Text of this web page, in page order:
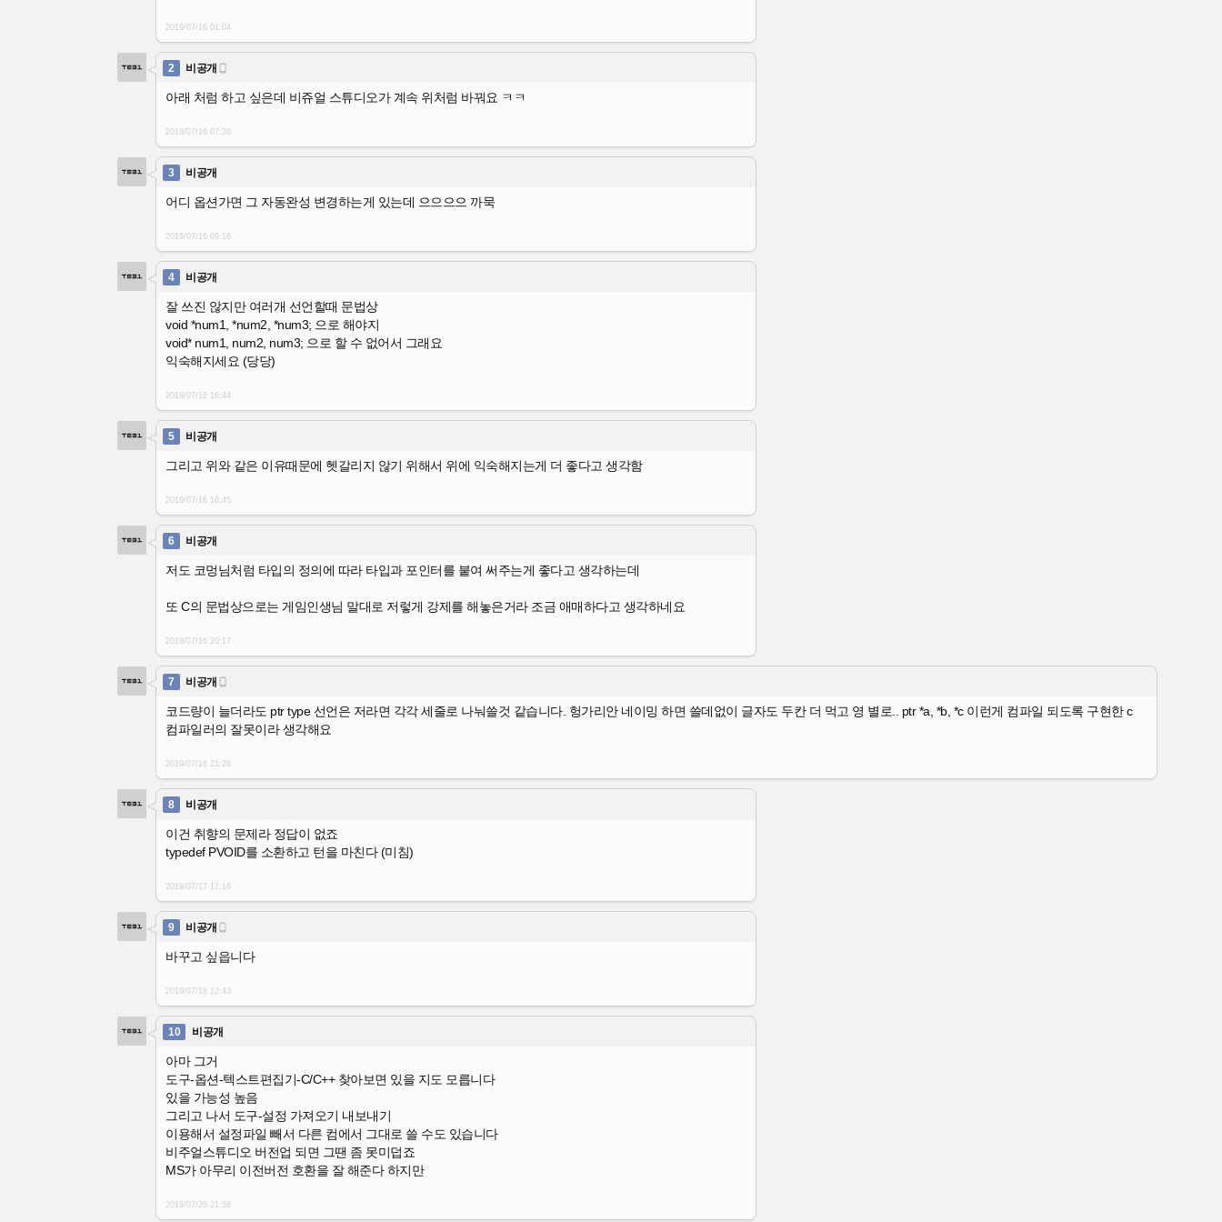
2019/07/16 01:04
2 비공개 
아래 처럼 하고 싶은데 비쥬얼 스튜디오가 계속 위처럼 바꿔요 ㅋㅋ
2019/07/16 07:20
3 비공개
어디 옵션가면 그 자동완성 변경하는게 있는데 으으으으 까묵
2019/07/16 09:16
4 비공개
잘 쓰진 않지만 여러개 선언할때 문법상
void *num1, *num2, *num3; 으로 해야지
void* num1, num2, num3; 으로 할 수 없어서 그래요
익숙해지세요 (당당)
2019/07/16 16:44
5 비공개
그리고 위와 같은 이유때문에 헷갈리지 않기 위해서 위에 익숙해지는게 더 좋다고 생각함
2019/07/16 16:45
6 비공개
저도 코멍님처럼 타입의 정의에 따라 타입과 포인터를 붙여 써주는게 좋다고 생각하는데
또 C의 문법상으로는 게임인생님 말대로 저렇게 강제를 해놓은거라 조금 애매하다고 생각하네요
2019/07/16 20:17
7 비공개 
코드량이 늘더라도 ptr type 선언은 저라면 각각 세줄로 나눠쓸것 같습니다. 헝가리안 네이밍 하면 쓸데없이 글자도 두칸 더 먹고 영 별로.. ptr *a, *b, *c 이런게 컴파일 되도록 구현한 c
컴파일러의 잘못이라 생각해요
2019/07/16 21:26
8 비공개
이건 취향의 문제라 정답이 없죠
typedef PVOID를 소환하고 턴을 마친다 (미침)
2019/07/17 17:16
9 비공개 
바꾸고 싶읍니다
2019/07/18 12:43
10 비공개
아마 그거
도구-옵션-텍스트편집기-C/C++ 찾아보면 있을 지도 모릅니다
있을 가능성 높음
그리고 나서 도구-설정 가져오기 내보내기
이용해서 설정파일 빼서 다른 컴에서 그대로 쓸 수도 있습니다
비주얼스튜디오 버전업 되면 그땐 좀 못미덥죠
MS가 아무리 이전버전 호환을 잘 해준다 하지만
2019/07/20 21:58